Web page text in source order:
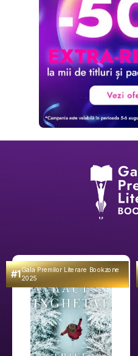
#1Gala Premilor Literare Bookzone
2025